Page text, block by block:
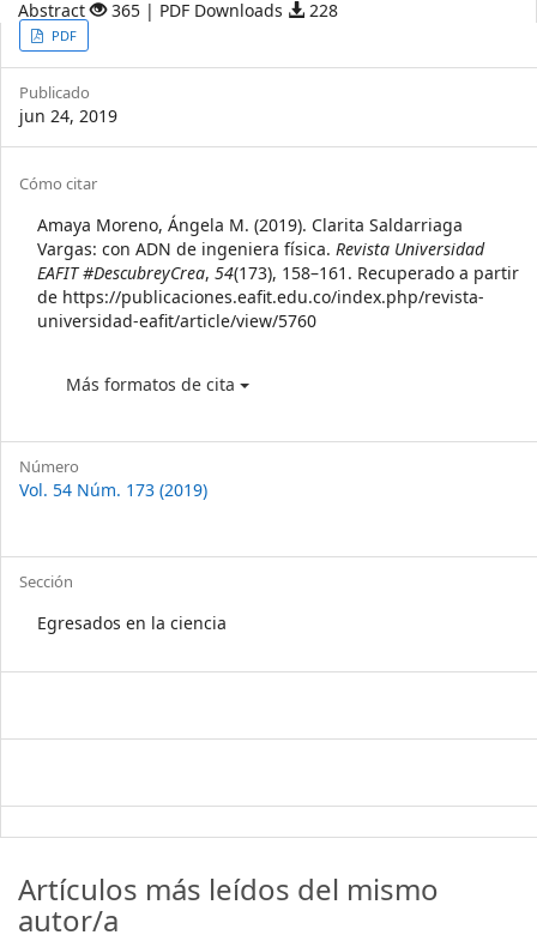
Abstract 365 | PDF Downloads 228
Article
Sidebar
PDF
Publicado
jun 24, 2019
Article
Details
Cómo citar
Amaya Moreno, Ángela M. (2019). Clarita Saldarriaga
Vargas: con ADN de ingeniera física. Revista Universidad
EAFIT #DescubreyCrea, 54(173), 158–161. Recuperado a partir
de https://publicaciones.eafit.edu.co/index.php/revista-
universidad-eafit/article/view/5760
Más formatos de cita
Número
Vol. 54 Núm. 173 (2019)
Sección
Egresados en la ciencia
Artículos más leídos del mismo
autor/a